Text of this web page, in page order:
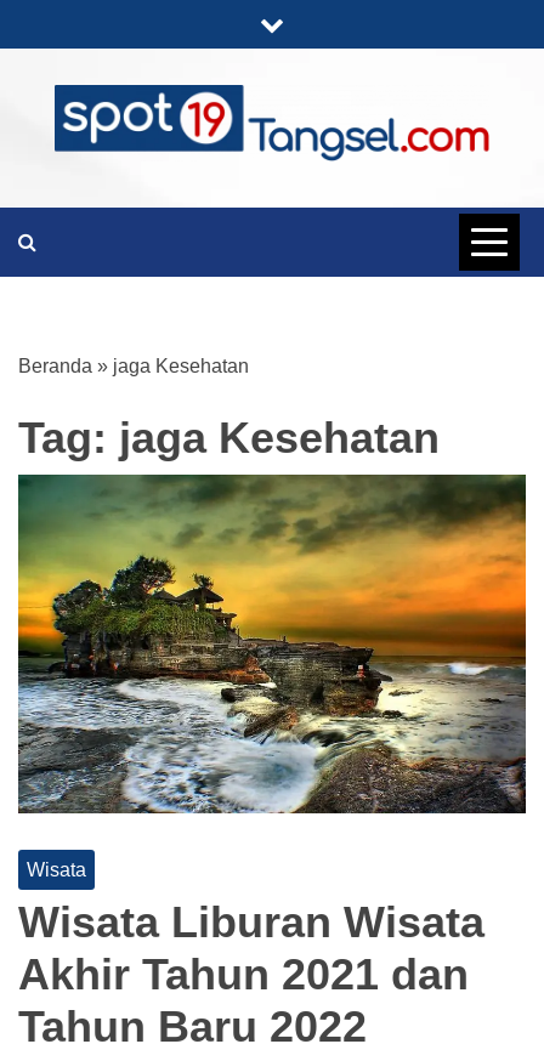
to
content
SPOT19
Beranda » jaga Kesehatan
Tag: jaga Kesehatan
Wisata
Wisata Liburan Wisata
Akhir Tahun 2021 dan
Tahun Baru 2022